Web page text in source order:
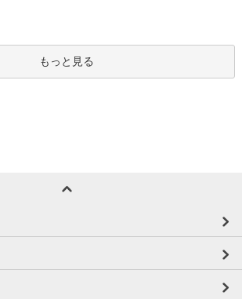
もっと見る